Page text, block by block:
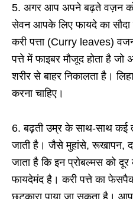
5. अगर आप अपने बढ़ते वज़न को
सेवन आपके लिए फायदे का सौदा
करी पत्ता (Curry leaves)
पत्ते में फाइबर मौजूद होता है
शरीर से बाहर निकालता है।
करना चाहिए।
6. बढ़ती उम्र के साथ-साथ कई
जाती है। जैसे मुहांसे, रूखापन,
जाता है कि इन प्रोबल्मस को
फायदेमंद है। करी पत्ते का